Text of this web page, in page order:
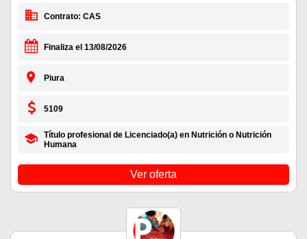
Contrato: CAS
Finaliza el 13/08/2026
Piura
5109
Título profesional de Licenciado(a) en Nutrición o Nutrición
Humana
Ver oferta